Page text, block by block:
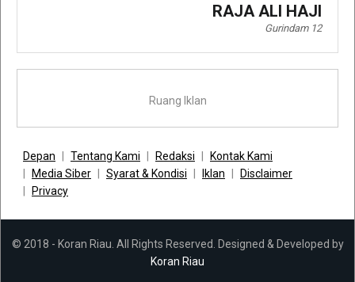
RAJA ALI HAJI
Gurindam 12
Ruang Iklan
Depan Tentang Kami Redaksi
Kontak Kami
Media Siber
Syarat & Kondisi Iklan
Disclaimer
Privacy
© 2018 - Koran Riau. All Rights Reserved. Designed & Developed by
Koran Riau